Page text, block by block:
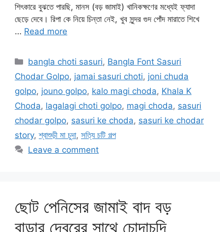
শিৎকারে বুঝতে পারছি, মানস (বড় জামাই) খানিকক্ষণের মধ্যেই ফ্যাদা
ছেড়ে দেবে। রিপা কে নিয়ে চিন্তা নেই, খুব সুন্দর গুদ পোঁদ মারাতে শিখে
… Read more
Categories
bangla choti sasuri, Bangla Font Sasuri
Chodar Golpo, jamai sasuri choti, joni chuda
golpo, jouno golpo, kalo magi choda, Khala K
Choda, lagalagi choti golpo, magi choda, sasuri
chodar golpo, sasuri ke choda, sasuri ke chodar
story,শ্বাশুড়ী মা চুদা, সত্যি চটি গল্প
Leave a comment
ছোট পেনিসের জামাই বাদ বড়
বাড়ার দেবরের সাথে চোদাচুদি